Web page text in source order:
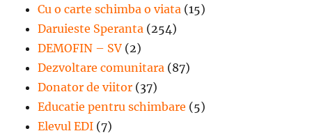
Cu o carte schimba o viata (15)
Daruieste Speranta (254)
DEMOFIN – SV (2)
Dezvoltare comunitara (87)
Donator de viitor (37)
Educatie pentru schimbare (5)
Elevul EDI (7)